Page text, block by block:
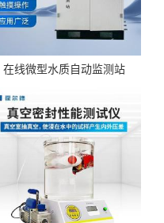
在线微型水质自动监测站